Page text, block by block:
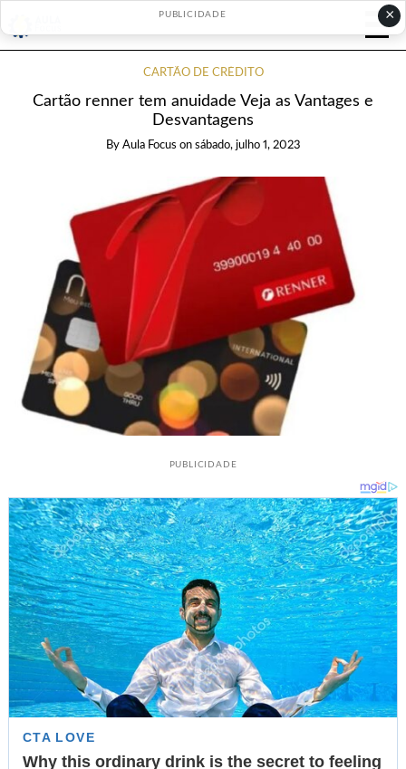
CARTÃO DE CRÉDITO
Cartão renner tem anuidade Veja as Vantages e
Desvantagens
By Aula Focus on sábado, julho 1, 2023
PUBLICIDADE
×
PUBLICIDADE